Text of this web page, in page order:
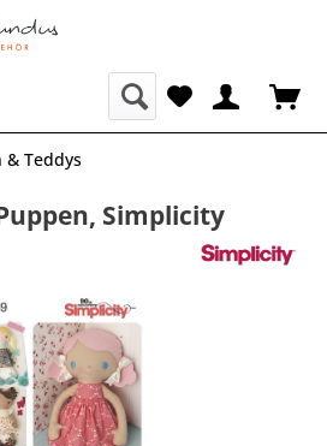
& Teddys
Simplicity